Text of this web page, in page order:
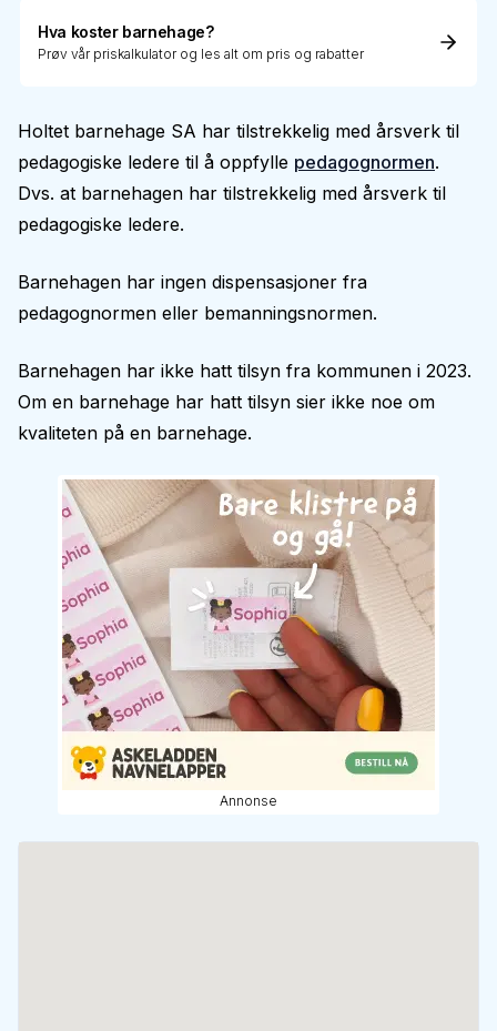
Hva koster barnehage?
Prøv vår priskalkulator og les alt om pris og rabatter
Holtet barnehage SA har tilstrekkelig med årsverk til
pedagogiske ledere til å oppfylle pedagognormen.
Dvs. at barnehagen har tilstrekkelig med årsverk til
pedagogiske ledere.
Barnehagen har ingen dispensasjoner fra
pedagognormen eller bemanningsnormen.
Barnehagen har ikke hatt tilsyn fra kommunen i 2023.
Om en barnehage har hatt tilsyn sier ikke noe om
kvaliteten på en barnehage.
Annonse